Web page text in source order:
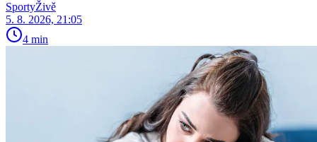
SportyŽivě
5. 8. 2026, 21:05
4 min